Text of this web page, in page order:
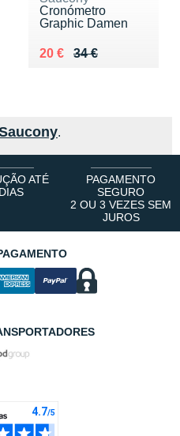
Cronómetro
Graphic Damen
34 €
Au lieu de 34 €
20 €
Vendu 20 €
.
ATÉ
PAGAMENTO
SEGURO
2 OU 3 VEZES SEM
JUROS